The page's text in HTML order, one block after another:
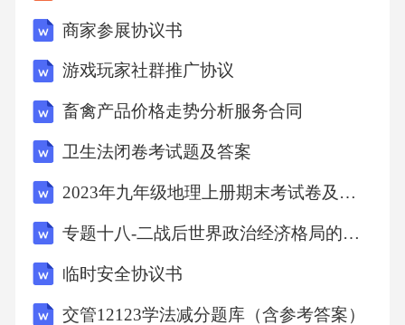
反抗封建礼教的精神和愿望不能实现的愁闷心
音韵美音韵美:①一韵到底，宛如一泓清泉流
动，鸣响着泠冷的韵凋，给人以明快的美的享
受。②对偶、对照、用典手法的运用。对偶、
对“赏心乐事”。这一组组对照，既有力地渲染了
情和景的矛盾，突出主人公的复杂奥妙心理;用
典，“赏心乐事”化用晋宋时期谢灵运：“天下良
辰、美景、赏心、乐事，四者难并”，“朝飞暮
商家参展协议书
游戏玩家社群推广协议
畜禽产品价格走势分析服务合同
卫生法闭卷考试题及答案
2023年九年级地理上册期末考试卷及答案【A4版】
专题十八-二战后世界政治经济格局的变化
临时安全协议书
交管12123学法减分题库（含参考答案）